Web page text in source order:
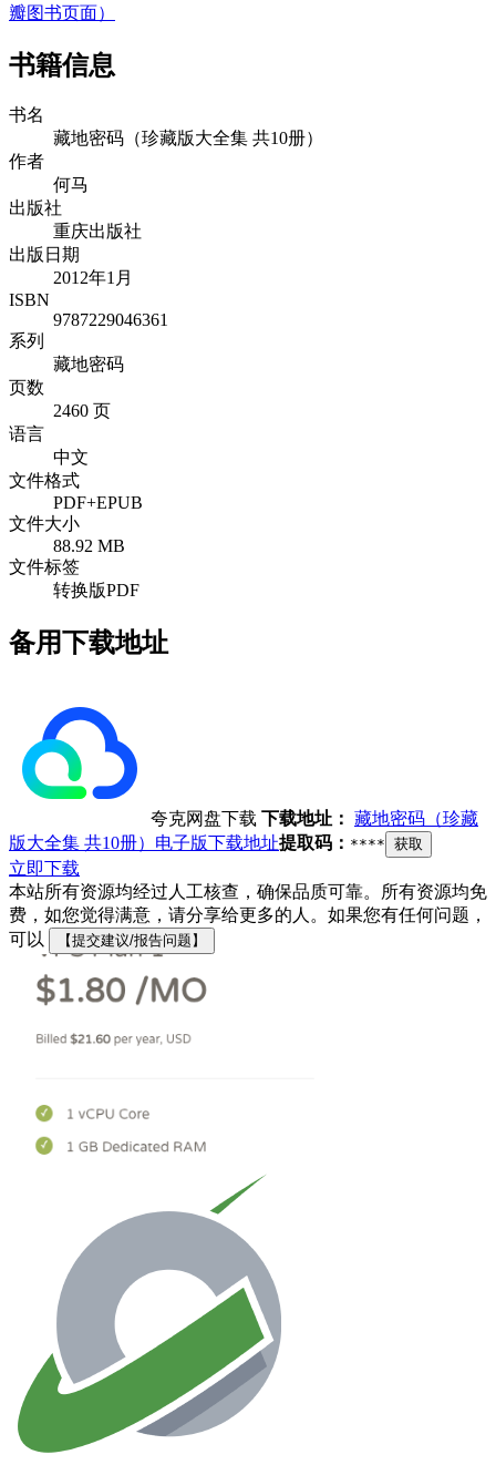
瓣图书页面）
书籍信息
书名
藏地密码（珍藏版大全集 共10册）
作者
何马
出版社
重庆出版社
出版日期
2012年1月
ISBN
9787229046361
系列
藏地密码
页数
2460 页
语言
中文
文件格式
PDF+EPUB
文件大小
88.92 MB
文件标签
转换版PDF
备用下载地址
夸克网盘下载 下载地址： 藏地密码（珍藏
版大全集 共10册）电子版下载地址提取码： **** 获取
立即下载
本站所有资源均经过人工核查，确保品质可靠。所有资源均免
费，如您觉得满意，请分享给更多的人。如果您有任何问题，
可以
【提交建议/报告问题】